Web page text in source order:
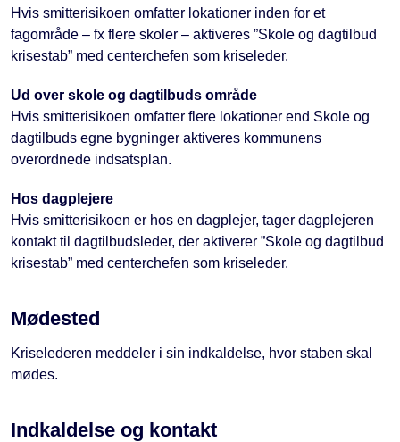
Hvis smitterisikoen omfatter lokationer inden for et
fagområde – fx flere skoler – aktiveres ”Skole og dagtilbud
krisestab” med centerchefen som kriseleder.
Ud over skole og dagtilbuds område
Hvis smitterisikoen omfatter flere lokationer end Skole og
dagtilbuds egne bygninger aktiveres kommunens
overordnede indsatsplan.
Hos dagplejere
Hvis smitterisikoen er hos en dagplejer, tager dagplejeren
kontakt til dagtilbudsleder, der aktiverer ”Skole og dagtilbud
krisestab” med centerchefen som kriseleder.
Mødested
Kriselederen meddeler i sin indkaldelse, hvor staben skal
mødes.
Indkaldelse og kontakt